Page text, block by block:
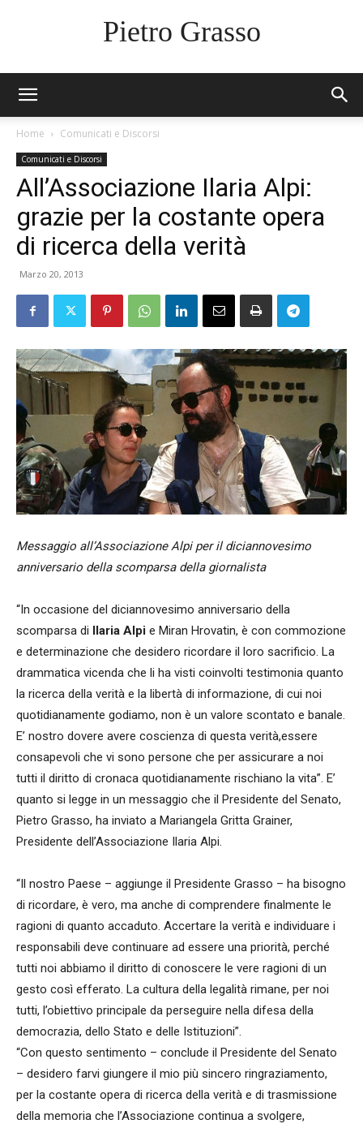
Pietro Grasso
Home Comunicati e Discorsi
Comunicati e Discorsi
All’Associazione Ilaria Alpi:
grazie per la costante opera
di ricerca della verità
Marzo 20, 2013
Messaggio all’Associazione Alpi per il diciannovesimo
anniversario della scomparsa della giornalista
“In occasione del diciannovesimo anniversario della
scomparsa di Ilaria Alpi e Miran Hrovatin, è con commozione
e determinazione che desidero ricordare il loro sacrificio. La
drammatica vicenda che li ha visti coinvolti testimonia quanto
la ricerca della verità e la libertà di informazione, di cui noi
quotidianamente godiamo, non è un valore scontato e banale.
E’ nostro dovere avere coscienza di questa verità,essere
consapevoli che vi sono persone che per assicurare a noi
tutti il diritto di cronaca quotidianamente rischiano la vita”. E’
quanto si legge in un messaggio che il Presidente del Senato,
Pietro Grasso, ha inviato a Mariangela Gritta Grainer,
Presidente dell’Associazione Ilaria Alpi.
“Il nostro Paese – aggiunge il Presidente Grasso – ha bisogno
di ricordare, è vero, ma anche di comprendere finalmente le
ragioni di quanto accaduto. Accertare la verità e individuare i
responsabili deve continuare ad essere una priorità, perché
tutti noi abbiamo il diritto di conoscere le vere ragioni di un
gesto così efferato. La cultura della legalità rimane, per noi
tutti, l’obiettivo principale da perseguire nella difesa della
democrazia, dello Stato e delle Istituzioni”.
“Con questo sentimento – conclude il Presidente del Senato
– desidero farvi giungere il mio più sincero ringraziamento,
per la costante opera di ricerca della verità e di trasmissione
della memoria che l’Associazione continua a svolgere,